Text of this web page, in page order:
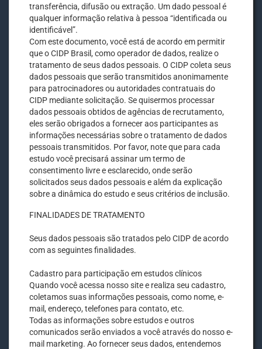
transferência, difusão ou extração. Um dado pessoal é
qualquer informação relativa à pessoa “identificada ou
identificável”.
Com este documento, você está de acordo em permitir
que o CIDP Brasil, como operador de dados, realize o
tratamento de seus dados pessoais. O CIDP coleta seus
dados pessoais que serão transmitidos anonimamente
para patrocinadores ou autoridades contratuais do
CIDP mediante solicitação. Se quisermos processar
dados pessoais obtidos de agências de recrutamento,
eles serão obrigados a fornecer aos participantes as
informações necessárias sobre o tratamento de dados
pessoais transmitidos. Por favor, note que para cada
estudo você precisará assinar um termo de
consentimento livre e esclarecido, onde serão
solicitados seus dados pessoais e além da explicação
sobre a dinâmica do estudo e seus critérios de inclusão.
FINALIDADES DE TRATAMENTO
Seus dados pessoais são tratados pelo CIDP de acordo
com as seguintes finalidades.
Cadastro para participação em estudos clínicos
Quando você acessa nosso site e realiza seu cadastro,
coletamos suas informações pessoais, como nome, e-
mail, endereço, telefones para contato, etc.
Todas as informações sobre estudos e outros
comunicados serão enviados a você através do nosso e-
mail marketing. Ao fornecer seus dados, entendemos